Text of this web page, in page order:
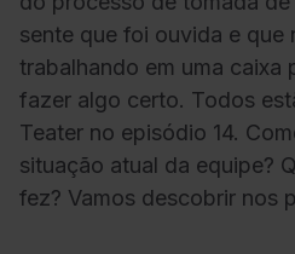
sente que foi ouvida e que
trabalhando em uma caixa
fazer algo certo. Todos
Teater no episódio 14.
situação atual da equipe?
fez? Vamos descobrir nos